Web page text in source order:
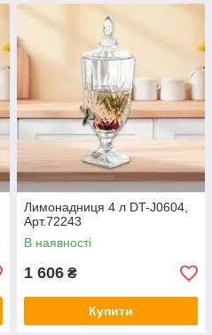
Лимонадниця 4 л DT-J0604,
Арт.72243
В наявності
1 606 ₴
Купити